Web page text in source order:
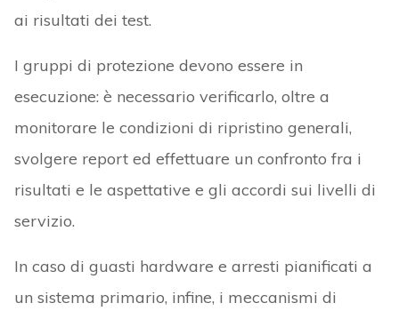
ai risultati dei test.
I gruppi di protezione devono essere in
esecuzione: è necessario verificarlo, oltre a
monitorare le condizioni di ripristino generali,
svolgere report ed effettuare un confronto fra i
risultati e le aspettative e gli accordi sui livelli di
servizio.
In caso di guasti hardware e arresti pianificati a
un sistema primario, infine, i meccanismi di